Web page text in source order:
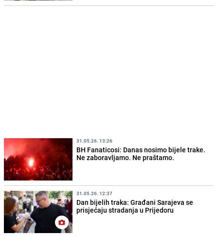
31.05.26. 13:26
BH Fanaticosi: Danas nosimo bijele trake.
Ne zaboravljamo. Ne praštamo.
31.05.26. 12:37
Dan bijelih traka: Građani Sarajeva se
prisjećaju stradanja u Prijedoru